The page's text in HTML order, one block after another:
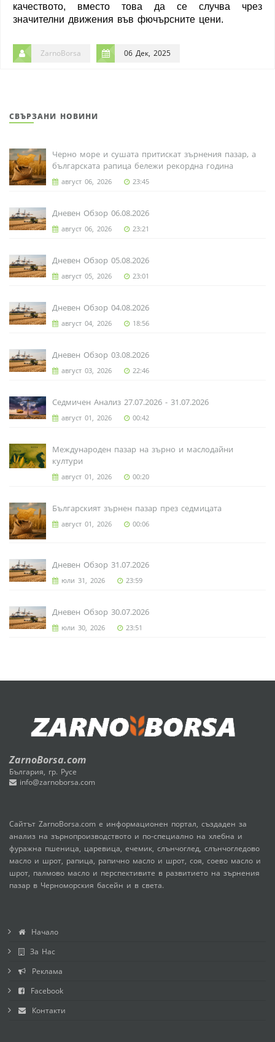
качеството, вместо това да се случва чрез
значителни движения във фючърсните цени.
ZarnoBorsa 06 Дек, 2025
СВЪРЗАНИ НОВИНИ
Черно море и сушата притискат зърнения пазар, а
българската рапица бележи рекордна година
август 06, 2026 23:45
Дневен Обзор 06.08.2026
август 06, 2026 23:21
Дневен Обзор 05.08.2026
август 05, 2026 23:01
Дневен Обзор 04.08.2026
август 04, 2026 18:56
Дневен Обзор 03.08.2026
август 03, 2026 22:46
Седмичен Анализ 27.07.2026 - 31.07.2026
август 01, 2026 00:42
Международен пазар на зърно и маслодайни
култури
август 01, 2026 00:20
Българският зърнен пазар през седмицата
август 01, 2026 00:06
Дневен Обзор 31.07.2026
юли 31, 2026 23:59
Дневен Обзор 30.07.2026
юли 30, 2026 23:51
ZarnoBorsa.com
България, гр. Русе
info@zarnoborsa.com
Сайтът ZarnoBorsa.com е информационен портал, създаден за
анализ на зърнопроизводството и по-специално на хлебна и
фуражна пшеница, царевица, ечемик, слънчоглед, слънчогледово
масло и шрот, рапица, рапично масло и шрот, соя, соево масло и
шрот, палмово масло и перспективите в развитието на зърнения
пазар в Черноморския басейн и в света.
Начало
За Нас
Реклама
Facebook
Контакти